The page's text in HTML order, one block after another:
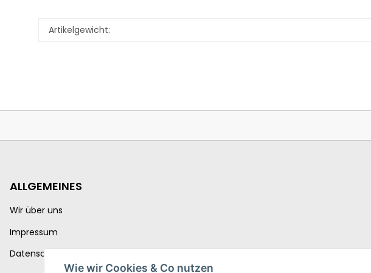
Artikelgewicht:
ALLGEMEINES
Wir über uns
Impressum
Datenschutzerklärung
Wie wir Cookies & Co nutzen